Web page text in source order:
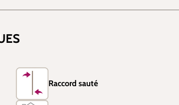
Raccord sauté